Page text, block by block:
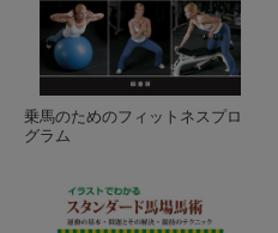
乗馬のためのフィットネスプロ
グラム